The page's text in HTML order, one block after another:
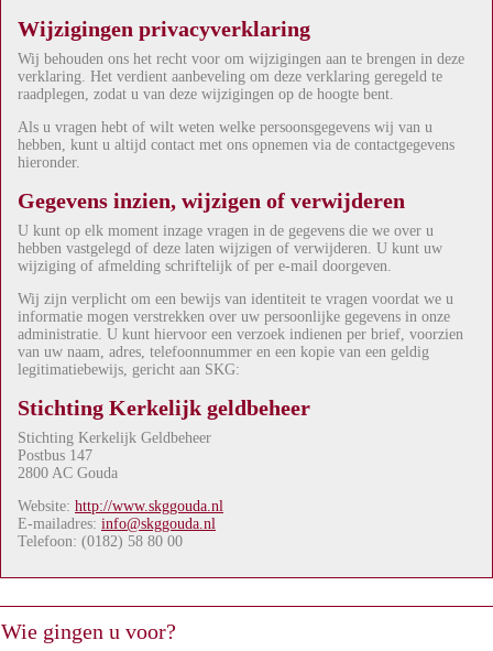
Wijzigingen privacyverklaring
Wij behouden ons het recht voor om wijzigingen aan te brengen in deze
verklaring. Het verdient aanbeveling om deze verklaring geregeld te
raadplegen, zodat u van deze wijzigingen op de hoogte bent.
Als u vragen hebt of wilt weten welke persoonsgegevens wij van u
hebben, kunt u altijd contact met ons opnemen via de contactgegevens
hieronder.
Gegevens inzien, wijzigen of verwijderen
U kunt op elk moment inzage vragen in de gegevens die we over u
hebben vastgelegd of deze laten wijzigen of verwijderen. U kunt uw
wijziging of afmelding schriftelijk of per e-mail doorgeven.
Wij zijn verplicht om een bewijs van identiteit te vragen voordat we u
informatie mogen verstrekken over uw persoonlijke gegevens in onze
administratie. U kunt hiervoor een verzoek indienen per brief, voorzien
van uw naam, adres, telefoonnummer en een kopie van een geldig
legitimatiebewijs, gericht aan SKG:
Stichting Kerkelijk geldbeheer
Stichting Kerkelijk Geldbeheer
Postbus 147
2800 AC Gouda
Website: http://www.skggouda.nl
E-mailadres: info@skggouda.nl
Telefoon: (0182) 58 80 00
Wie gingen u voor?